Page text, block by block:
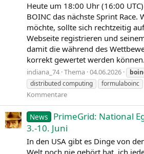
Heute um 18:00 Uhr (16:00
BOINC das nächste Sprint Race.
möchte, sollte sich rechtzeitig
Webseite registrieren und
damit die während des
korrekt gewertet werden
indiana_74 Thema 04.06.2026
distributed computing
formulaboinc
Kommentare
News
PrimeGrid: National
3.-10. Juni
In den USA gibt es Dinge von
Welt noch nie gehört hat, ich